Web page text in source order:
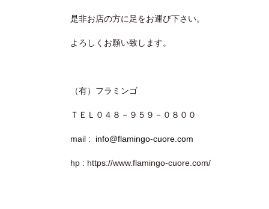
是非お店の方に足をお運び下さい。
よろしくお願い致します。
（有）フラミンゴ
ＴＥＬ０４８－９５９－０８００
mail : info@flamingo-cuore.com
hp : https://www.flamingo-cuore.com/